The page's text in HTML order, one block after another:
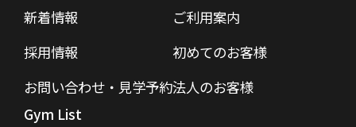
新着情報
採用情報
お問い合わせ・見学予約
ご利用案内
初めてのお客様
法人のお客様
Gym List